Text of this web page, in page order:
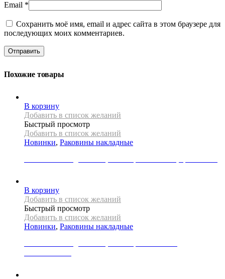
Email *
Сохранить моё имя, email и адрес сайта в этом браузере для
последующих моих комментариев.
Похожие товары
В корзину
Добавить в список желаний
Быстрый просмотр
Добавить в список желаний
Новинки, Раковины накладные
В корзину
Добавить в список желаний
Быстрый просмотр
Добавить в список желаний
Новинки, Раковины накладные